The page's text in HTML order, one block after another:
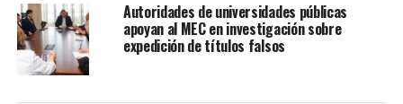
Autoridades de universidades públicas
apoyan al MEC en investigación sobre
expedición de títulos falsos